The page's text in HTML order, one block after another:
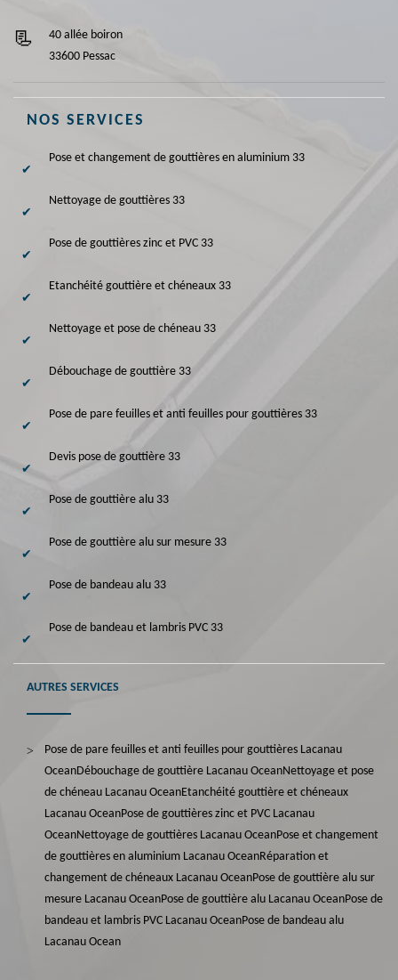
40 allée boiron
33600 Pessac
NOS SERVICES
Pose et changement de gouttières en aluminium 33
Nettoyage de gouttières 33
Pose de gouttières zinc et PVC 33
Etanchéité gouttière et chéneaux 33
Nettoyage et pose de chéneau 33
Débouchage de gouttière 33
Pose de pare feuilles et anti feuilles pour gouttières 33
Devis pose de gouttière 33
Pose de gouttière alu 33
Pose de gouttière alu sur mesure 33
Pose de bandeau alu 33
Pose de bandeau et lambris PVC 33
AUTRES SERVICES
Pose de pare feuilles et anti feuilles pour gouttières Lacanau
OceanDébouchage de gouttière Lacanau OceanNettoyage et pose
de chéneau Lacanau OceanEtanchéité gouttière et chéneaux
Lacanau OceanPose de gouttières zinc et PVC Lacanau
OceanNettoyage de gouttières Lacanau OceanPose et changement
de gouttières en aluminium Lacanau OceanRéparation et
changement de chéneaux Lacanau OceanPose de gouttière alu sur
mesure Lacanau OceanPose de gouttière alu Lacanau OceanPose de
bandeau et lambris PVC Lacanau OceanPose de bandeau alu
Lacanau Ocean